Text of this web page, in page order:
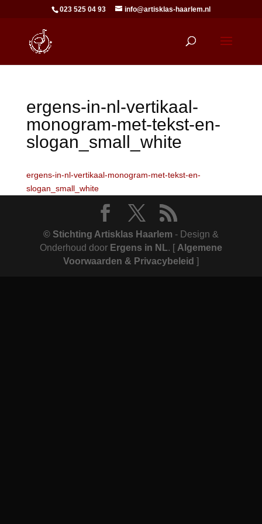
023 525 04 93 info@artisklas-haarlem.nl
ergens-in-nl-vertikaal-
monogram-met-tekst-en-
slogan_small_white
ergens-in-nl-vertikaal-monogram-met-tekst-en-
slogan_small_white
© Stichting Artisklas Haarlem - Design &
Onderhoud door Ergens in NL. [ Algemene
Voorwaarden & Privacybeleid ]